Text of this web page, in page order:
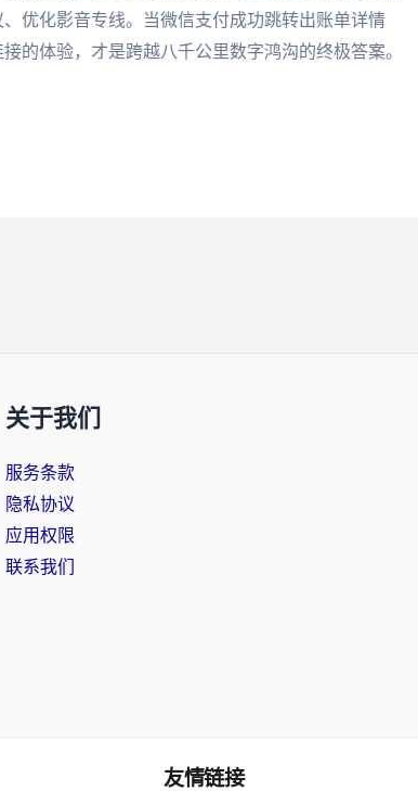
优化影音专线。当微信支付成功跳转出账单详情
体验，才是跨越八千公里数字鸿沟的终极答案。
关于我们
服务条款
隐私协议
应用权限
联系我们
友情链接